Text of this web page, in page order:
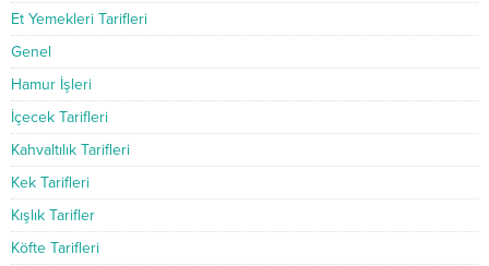
Et Yemekleri Tarifleri
Genel
Hamur İşleri
İçecek Tarifleri
Kahvaltılık Tarifleri
Kek Tarifleri
Kışlık Tarifler
Köfte Tarifleri